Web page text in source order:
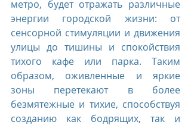
метро, будет отражать различные
энергии городской жизни: от
сенсорной стимуляции и движения
улицы до тишины и спокойствия
тихого кафе или парка. Таким
образом, оживленные и яркие
зоны перетекают в более
безмятежные и тихие, способствуя
созданию как бодрящих, так и